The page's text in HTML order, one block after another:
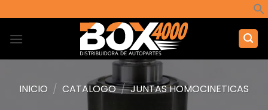
al
contenido
INICIO / CATALOGO / JUNTAS HOMOCINETICAS